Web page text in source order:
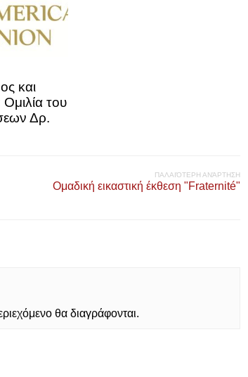
και
Ομιλία του
Δρ.
ΠΑΛΑΙΌΤΕΡΗ ΑΝΆΡΤΗΣΗ
Ομαδική εικαστική έκθεση "Fraternité"
θα διαγράφονται.